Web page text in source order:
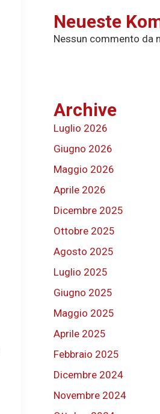
Neueste
Nessun commento da
Archive
Luglio 2026
Giugno 2026
Maggio 2026
Aprile 2026
Dicembre 2025
Ottobre 2025
Agosto 2025
Luglio 2025
Giugno 2025
Maggio 2025
Aprile 2025
Febbraio 2025
Dicembre 2024
Novembre 2024